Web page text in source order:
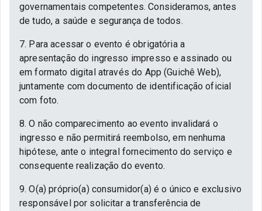
governamentais competentes. Consideramos, antes
de tudo, a saúde e segurança de todos.
7. Para acessar o evento é obrigatória a
apresentação do ingresso impresso e assinado ou
em formato digital através do App (Guichê Web),
juntamente com documento de identificação oficial
com foto.
8. O não comparecimento ao evento invalidará o
ingresso e não permitirá reembolso, em nenhuma
hipótese, ante o integral fornecimento do serviço e
consequente realização do evento.
9. O(a) próprio(a) consumidor(a) é o único e exclusivo
responsável por solicitar a transferência de